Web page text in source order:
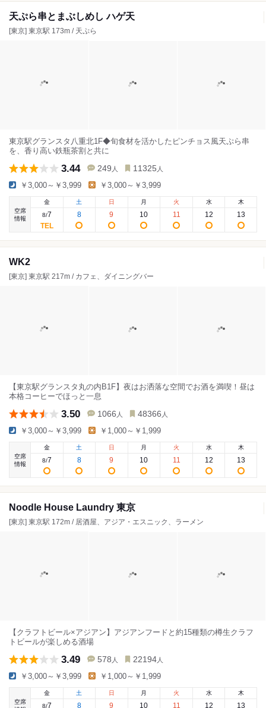
天ぷら串とまぶしめし ハゲ天
[東京] 東京駅 173m / 天ぷら
東京駅グランスタ八重北1F◆旬食材を活かしたピンチョス風天ぷら串
を、香り高い鉄瓶茶割と共に
3.44 249 人 11325 人
￥3,000～￥3,999 ￥3,000～￥3,999
空席
情報
金
8/7
土
8
日
9
月
10
火
11
水
12
木
13
WK2
[東京] 東京駅 217m / カフェ、ダイニングバー
【東京駅グランスタ丸の内B1F】夜はお洒落な空間でお酒を満喫！昼は
本格コーヒーでほっと一息
3.50 1066 人 48366 人
￥3,000～￥3,999 ￥1,000～￥1,999
空席
情報
金
8/7
土
8
日
9
月
10
火
11
水
12
木
13
Noodle House Laundry 東京
[東京] 東京駅 172m / 居酒屋、アジア・エスニック、ラーメン
【クラフトビール×アジアン】アジアンフードと約15種類の樽生クラフ
トビールが楽しめる酒場
3.49 578 人 22194 人
￥3,000～￥3,999 ￥1,000～￥1,999
空席
金
8/7
土
8
日
9
月
10
火
11
水
12
木
13